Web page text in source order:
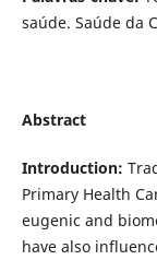
saúde. Saúde da
Abstract
Introduction:
Primary Health
eugenic and
have also